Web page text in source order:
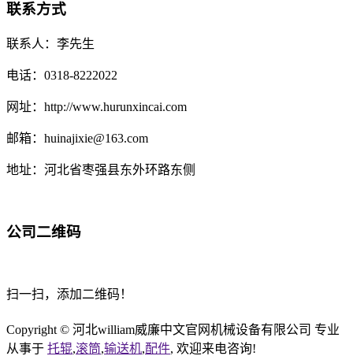
联系方式
联系人：李先生
电话：0318-8222022
网址：http://www.hurunxincai.com
邮箱：huinajixie@163.com
地址：河北省枣强县东外环路东侧
公司二维码
扫一扫，添加二维码！
Copyright © 河北william威廉中文官网机械设备有限公司 专业
从事于 托辊,滚筒,输送机,配件, 欢迎来电咨询!